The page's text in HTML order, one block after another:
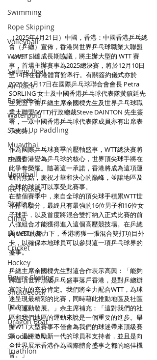
Swimming
Rope Skipping
Volleyball
Water Ski
Sailing Boat
Air Race
Basketball
Waterpolo
Stand Up Paddling
Muaythai
Darts
Handball
Ice Hockey
Skating
Climb
Equestrian
Cricket
Hockey
Figure Skating
Shuttlecock
Diving
Dragon Boat
Snooker
Triathlon
（2025年4月21日）中國，香港：中國香港乒乓總
會（乒總）宣佈，香港與世界乒乓球職業大聯盟
（WTT）達成長期協議，將主辦大型的 WTT 賽
事，首場主辦賽事為2025總決賽，將於12月10日
至14日在香港體育館舉行。有關簽約儀式亦於
2025年4月17日在國際乒乓球聯合會會長 Petra
SORLING 女士及中國香港乒乓球代表隊黃鎮廷先
生見證下由乒總主席余國樑先生及世界乒乓球職
業大聯盟(WTT)行政總裁Steve DAINTON 先生簽
署，一眾中國香港乒乓球代表隊成員亦有出席表
示支持。
作為國際乒乓球賽季的壓軸盛事，WTT總決賽將
中國香港變為乒乓球的核心，世界頂尖球手將在
此爭奪榮耀。隨著這一承諾，香港將成為這項運
動的焦點，慶祝才華和決心的巔峰，並讓地區及
全球的球迷可以享受此賽事。
在整個賽季中，來自全球的頂尖球手積累WTT世
界排名積分，最終只有最強的16位男子和16位女
子球手，以及首度將混合雙打納入正式比賽的前
八強組合才能獲得進入這個高壓競技場。在乒總
與 WTT的努力下，香港將獲一張混合雙打項目外
卡，以確保本地球員可以參與這一項乒乓球界的
盛事。
乒總主席余國樑先生對這合作表示高興：「能夠
將這項世界頂級乒乓盛事落戶香港，是對乒總辦
賽能力的充分肯定。我們將全力配合WTT，為球
迷呈現最精彩的比賽，同時藉此推動地區及社區
乒乓運動發展。」余主席補充：「這對我們的社
區和我們地區的運動來說是一個重要的進步。舉
辦WTT大型賽事不僅會為我們的球迷帶來頂級賽
事，還將激勵新一代的球員和支持者，並且是向
全世界展示香港作為國際體育盛事之都的絕佳機
會。」